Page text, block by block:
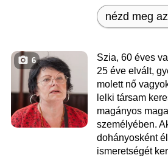
nézd meg
6
Szia, 60 éves
25 éve elvált,
molett nő
lelki társam
magányos
személyében.
dohányosként
ismeretségét